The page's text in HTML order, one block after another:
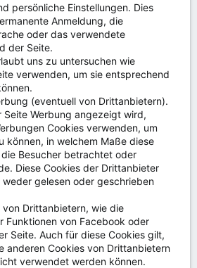
persönliche Einstellungen. Dies
Anmeldung, die
oder das verwendete
der Seite.
uns zu untersuchen wie
verwenden, um sie entsprechend
(eventuell von Drittanbietern).
Seite Werbung angezeigt wird,
Cookies verwenden, um
können, in welchem Maße diese
Besucher betrachtet oder
Diese Cookies der Drittanbieter
weder gelesen oder geschrieben
von Drittanbietern, wie die
Funktionen von Facebook oder
Seite. Auch für diese Cookies gilt,
anderen Cookies von Drittanbietern
verwendet werden können.